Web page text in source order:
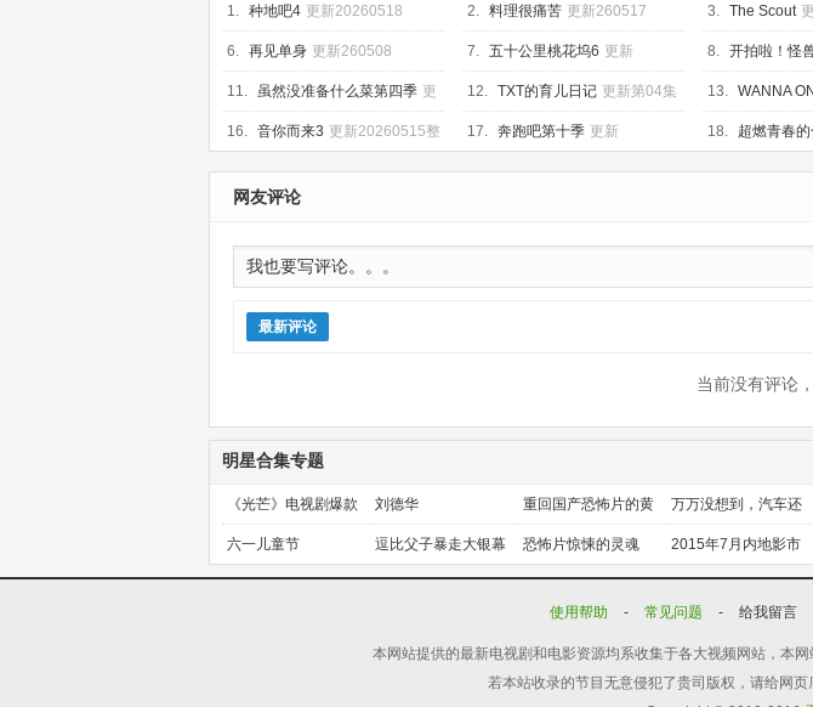
1. 种地吧4 更新20260518 2. 料理很痛苦 更新260517 3. The Scout
6. 再见单身 更新260508 7. 五十公里桃花坞6 更新
20260518上
8. 开拍啦！怪
04集
11. 虽然没准备什么菜第四季 更
新260515
12. TXT的育儿日记 更新第04集 13. WANNA
Base 更新
16. 音你而来3 更新20260515整
活局
17. 奔跑吧第十季 更新
20260518第4期加更
18. 超燃青春
202600430
网友评论
最新评论
当前没有评论
明星合集专题
《光芒》电视剧爆款
预定！
刘德华 重回国产恐怖片的黄
金时代
万万没想到，汽车还
能干这个？
六一儿童节 逗比父子暴走大银幕 恐怖片惊悚的灵魂 2015年7月内地影市
前瞻
使用帮助
- 常见问题 - 给我留言
本网站提供的最新电视剧和电影资源均系收集于各大视频网站，本
若本站收录的节目无意侵犯了贵司版权，请给网